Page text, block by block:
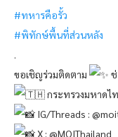
#ทหารคือรั้ว
#พิทักษ์พื้นที่ส่วนหลัง
.
ขอเชิญร่วมติดตาม
กระทรวงมหาดไ
IG/Threads :
X : @MOIThailand